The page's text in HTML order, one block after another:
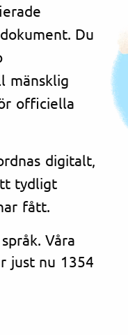
Du
mänsklig
officiella
digitalt,
tydligt
fått.
Våra
just nu 1354